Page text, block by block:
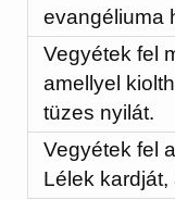
evangéliuma
Vegyétek fel
amellyel
tüzes nyilát.
Vegyétek fel
Lélek